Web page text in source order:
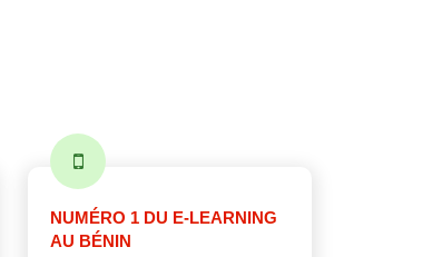
NUMÉRO 1 DU E-LEARNING
AU BÉNIN